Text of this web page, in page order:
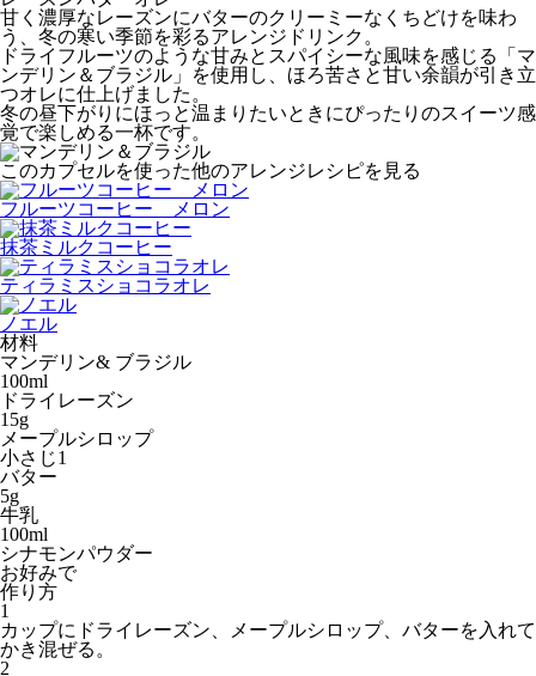
甘く濃厚なレーズンにバターのクリーミーなくちどけを味わ
う、冬の寒い季節を彩るアレンジドリンク。
ドライフルーツのような甘みとスパイシーな風味を感じる「マ
ンデリン＆ブラジル」を使用し、ほろ苦さと甘い余韻が引き立
つオレに仕上げました。
冬の昼下がりにほっと温まりたいときにぴったりのスイーツ感
覚で楽しめる一杯です。
このカプセルを使った他のアレンジレシピを見る
フルーツコーヒー メロン
抹茶ミルクコーヒー
ティラミスショコラオレ
ノエル
材料
マンデリン& ブラジル
100ml
ドライレーズン
15g
メープルシロップ
小さじ1
バター
5g
牛乳
100ml
シナモンパウダー
お好みで
作り方
1
カップにドライレーズン、メープルシロップ、バターを入れて
かき混ぜる。
2